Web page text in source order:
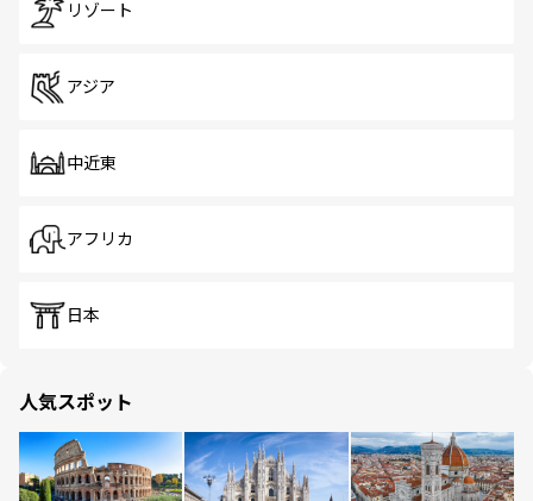
リゾート
アジア
中近東
アフリカ
日本
人気スポット